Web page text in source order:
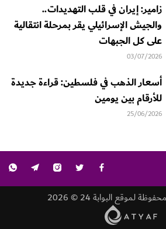
زامير: إيران في قلب التهديدات..
والجيش الإسرائيلي يقر بمرحلة انتقالية
على كل الجبهات
03/07/2026
أسعار الذهب في فلسطين: قراءة جديدة
للأرقام بين يومين
25/06/2026
لموقع البوابة 24 © 2026